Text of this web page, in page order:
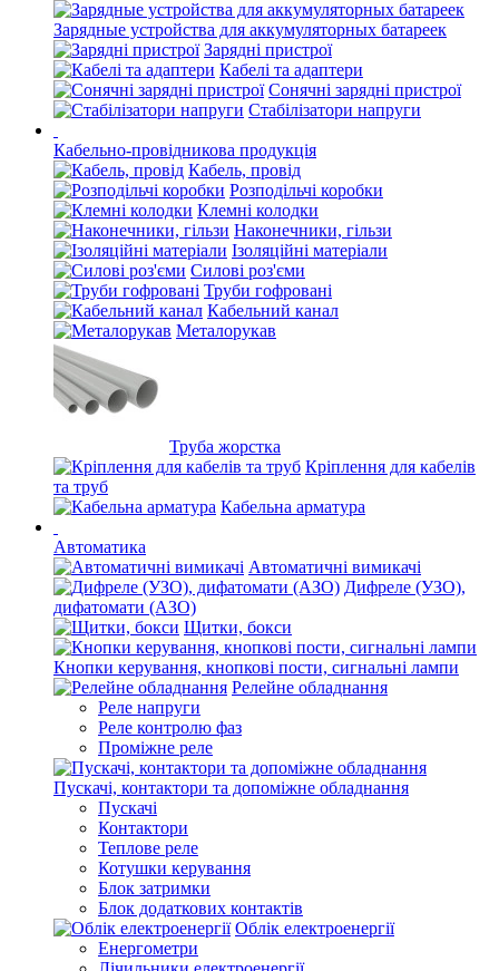
Зарядные устройства для аккумуляторных батареек
Зарядні пристрої
Кабелі та адаптери
Сонячні зарядні пристрої
Стабілізатори напруги
Кабельно-провідникова продукція
Кабель, провід
Розподільчі коробки
Клемні колодки
Наконечники, гільзи
Ізоляційні матеріали
Силові роз'єми
Труби гофровані
Кабельний канал
Металорукав
Труба жорстка
Кріплення для кабелів
та труб
Кабельна арматура
Автоматика
Автоматичні вимикачі
Дифреле (УЗО),
дифатомати (АЗО)
Щитки, бокси
Кнопки керування, кнопкові пости, сигнальні лампи
Релейне обладнання
Реле напруги
Реле контролю фаз
Проміжне реле
Пускачі, контактори та допоміжне обладнання
Пускачі
Контактори
Теплове реле
Котушки керування
Блок затримки
Блок додаткових контактів
Облік електроенергії
Енергометри